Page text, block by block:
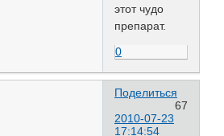
этот чудо
препарат.
0
Поделиться
67
2010-07-23
17:14:54